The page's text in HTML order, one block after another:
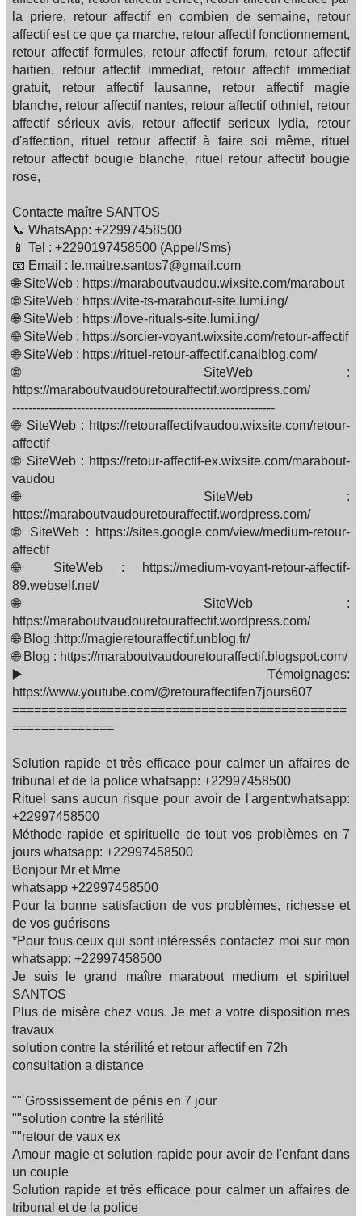
la priere, retour affectif en combien de semaine, retour
affectif est ce que ça marche, retour affectif fonctionnement,
retour affectif formules, retour affectif forum, retour affectif
haitien, retour affectif immediat, retour affectif immediat
gratuit, retour affectif lausanne, retour affectif magie
blanche, retour affectif nantes, retour affectif othniel, retour
affectif sérieux avis, retour affectif serieux lydia, retour
d'affection, rituel retour affectif à faire soi même, rituel
retour affectif bougie blanche, rituel retour affectif bougie
rose,
Contacte maître SANTOS
📞 WhatsApp: +22997458500
📱 Tel : +2290197458500 (Appel/Sms)
📧 Email : le.maitre.santos7@gmail.com
🌐 SiteWeb : https://maraboutvaudou.wixsite.com/marabout
🌐 SiteWeb : https://vite-ts-marabout-site.lumi.ing/
🌐 SiteWeb : https://love-rituals-site.lumi.ing/
🌐 SiteWeb : https://sorcier-voyant.wixsite.com/retour-affectif
🌐 SiteWeb : https://rituel-retour-affectif.canalblog.com/
🌐 SiteWeb :
https://maraboutvaudouretouraffectif.wordpress.com/
-----------------------------------------------------------------
🌐 SiteWeb : https://retouraffectifvaudou.wixsite.com/retour-
affectif
🌐 SiteWeb : https://retour-affectif-ex.wixsite.com/marabout-
vaudou
🌐 SiteWeb :
https://maraboutvaudouretouraffectif.wordpress.com/
🌐 SiteWeb : https://sites.google.com/view/medium-retour-
affectif
🌐 SiteWeb : https://medium-voyant-retour-affectif-
89.webself.net/
🌐 SiteWeb :
https://maraboutvaudouretouraffectif.wordpress.com/
🌐 Blog :http://magieretouraffectif.unblog.fr/
🌐 Blog : https://maraboutvaudouretouraffectif.blogspot.com/
▶️ Témoignages:
https://www.youtube.com/@retouraffectifen7jours607
==============================================
==============
Solution rapide et très efficace pour calmer un affaires de
tribunal et de la police whatsapp: +22997458500
Rituel sans aucun risque pour avoir de l'argent:whatsapp:
+22997458500
Méthode rapide et spirituelle de tout vos problèmes en 7
jours whatsapp: +22997458500
Bonjour Mr et Mme
whatsapp +22997458500
Pour la bonne satisfaction de vos problèmes, richesse et
de vos guérisons
*Pour tous ceux qui sont intéressés contactez moi sur mon
whatsapp: +22997458500
Je suis le grand maître marabout medium et spirituel
SANTOS
Plus de misère chez vous. Je met a votre disposition mes
travaux
solution contre la stérilité et retour affectif en 72h
consultation a distance
"" Grossissement de pénis en 7 jour
""solution contre la stérilité
""retour de vaux ex
Amour magie et solution rapide pour avoir de l'enfant dans
un couple
Solution rapide et très efficace pour calmer un affaires de
tribunal et de la police